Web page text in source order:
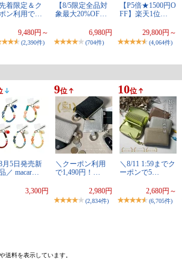
先着限定＆ク
ン利用で…
9,480円～
(2,390件)
【8/5限定全品対
象最大20%OF…
6,980円
(704件)
【P5倍★1500円O
FF】楽天1位…
29,800円～
(4,064件)
月5日発売新
／ macar…
3,300円
9位
＼クーポン利用
で1,490円！…
2,980円
(2,834件)
10位
＼8/11 1:59までク
ーポンで5…
2,680円～
(6,705件)
送料を表示しています。